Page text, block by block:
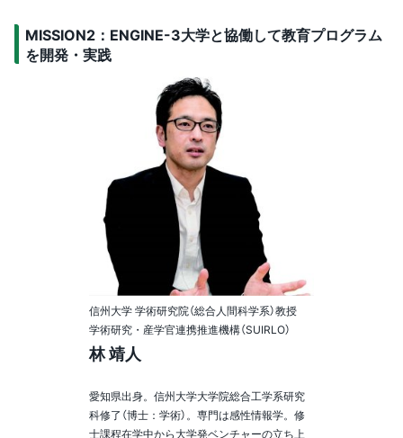
MISSION2：ENGINE-3大学と協働して教育プログラム
を開発・実践
信州大学 学術研究院（総合人間科学系）教授
学術研究・産学官連携推進機構（SUIRLO）
林 靖人
愛知県出身。信州大学大学院総合工学系研究
科修了（博士：学術）。専門は感性情報学。修
士課程在学中から大学発ベンチャーの立ち上